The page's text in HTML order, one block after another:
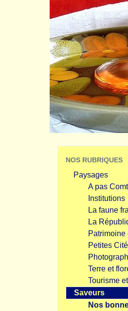
NOS RUBRIQUES
Paysages
A pas
Institutions
La faune
La
Patrimoine
Petites
Terre et
Tourisme
Saveurs
Nos